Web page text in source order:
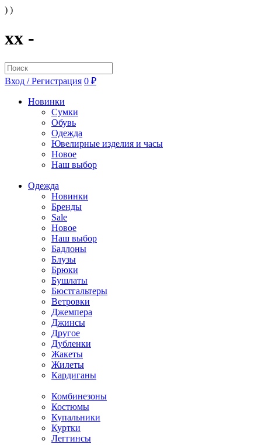
) )
xx -
Вход / Регистрация 0 ₽
Новинки
Сумки
Обувь
Одежда
Ювелирные изделия и часы
Новое
Наш выбор
Одежда
Новинки
Бренды
Sale
Новое
Наш выбор
Бадлоны
Блузы
Брюки
Бушлаты
Бюстгальтеры
Ветровки
Джемпера
Джинсы
Другое
Дубленки
Жакеты
Жилеты
Кардиганы
Комбинезоны
Костюмы
Купальники
Куртки
Леггинсы